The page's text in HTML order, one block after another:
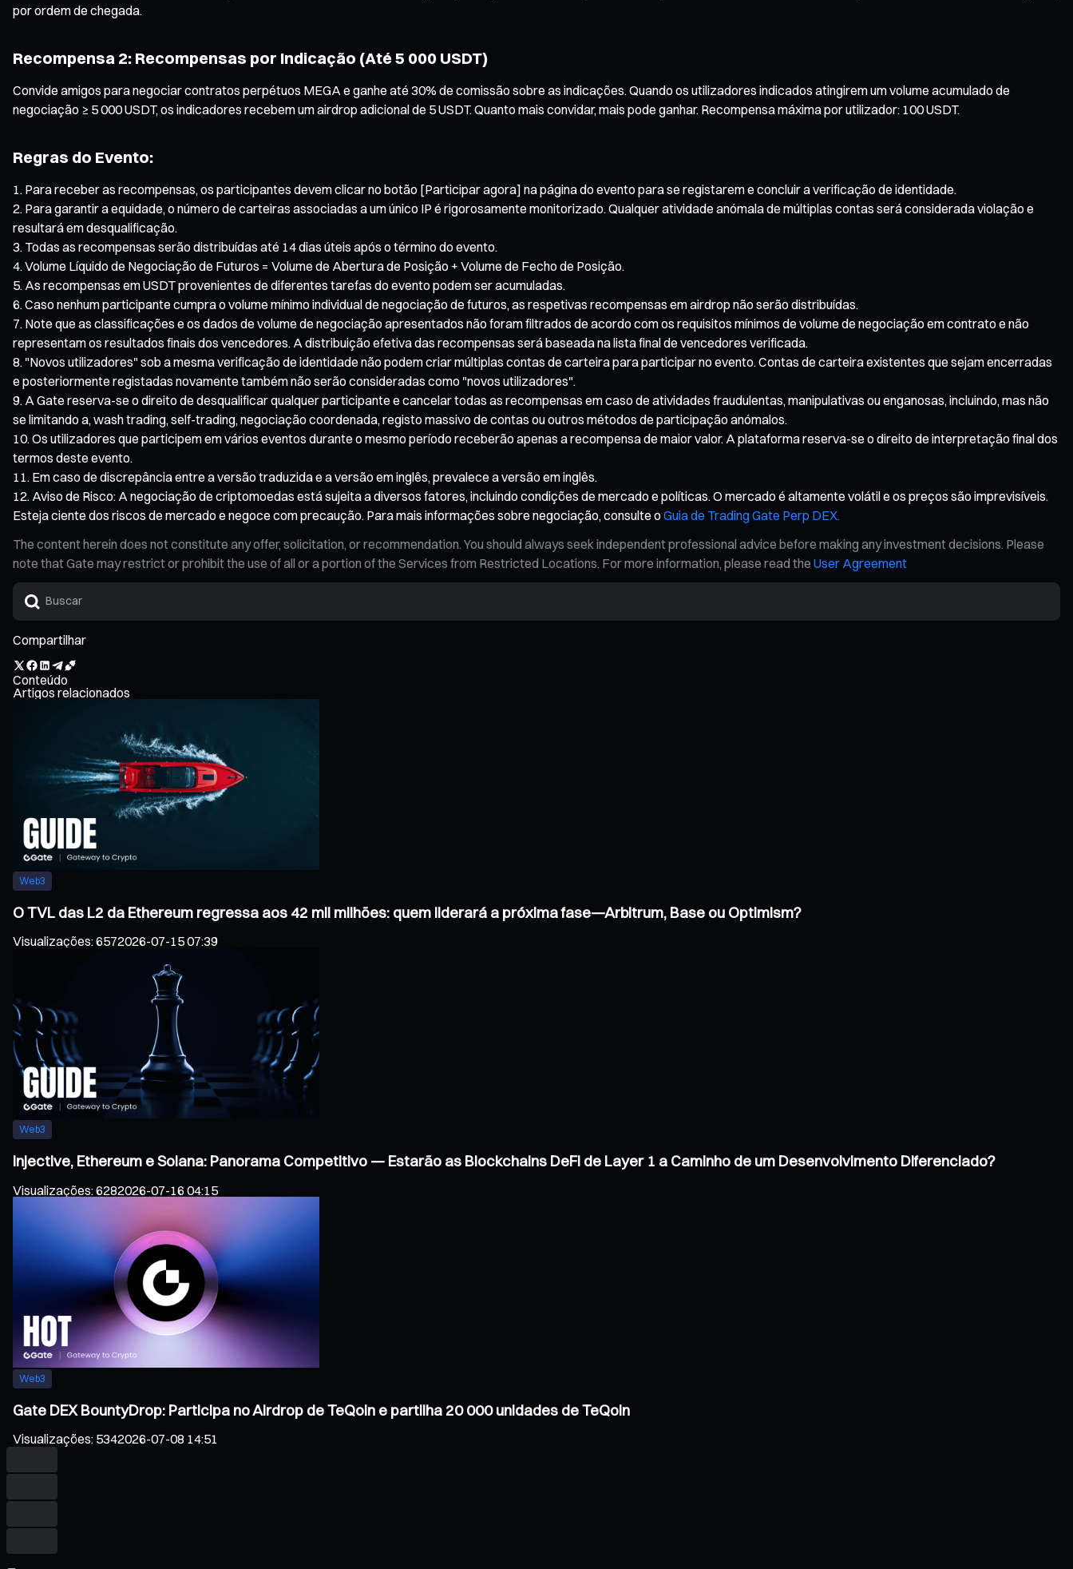
por ordem de chegada.
Recompensa 2: Recompensas por Indicação (Até 5 000 USDT)
Convide amigos para negociar contratos perpétuos MEGA e ganhe até 30% de comissão sobre as indicações. Quando os utilizadores indicados atingirem um volume acumulado de
negociação ≥ 5 000 USDT, os indicadores recebem um airdrop adicional de 5 USDT. Quanto mais convidar, mais pode ganhar. Recompensa máxima por utilizador: 100 USDT.
Regras do Evento:
Para receber as recompensas, os participantes devem clicar no botão [Participar agora] na página do evento para se registarem e concluir a verificação de identidade.
Para garantir a equidade, o número de carteiras associadas a um único IP é rigorosamente monitorizado. Qualquer atividade anómala de múltiplas contas será considerada violação e
resultará em desqualificação.
Todas as recompensas serão distribuídas até 14 dias úteis após o término do evento.
Volume Líquido de Negociação de Futuros = Volume de Abertura de Posição + Volume de Fecho de Posição.
As recompensas em USDT provenientes de diferentes tarefas do evento podem ser acumuladas.
Caso nenhum participante cumpra o volume mínimo individual de negociação de futuros, as respetivas recompensas em airdrop não serão distribuídas.
Note que as classificações e os dados de volume de negociação apresentados não foram filtrados de acordo com os requisitos mínimos de volume de negociação em contrato e não
representam os resultados finais dos vencedores. A distribuição efetiva das recompensas será baseada na lista final de vencedores verificada.
"Novos utilizadores" sob a mesma verificação de identidade não podem criar múltiplas contas de carteira para participar no evento. Contas de carteira existentes que sejam encerradas
e posteriormente registadas novamente também não serão consideradas como "novos utilizadores".
A Gate reserva-se o direito de desqualificar qualquer participante e cancelar todas as recompensas em caso de atividades fraudulentas, manipulativas ou enganosas, incluindo, mas não
se limitando a, wash trading, self-trading, negociação coordenada, registo massivo de contas ou outros métodos de participação anómalos.
Os utilizadores que participem em vários eventos durante o mesmo período receberão apenas a recompensa de maior valor. A plataforma reserva-se o direito de interpretação final dos
termos deste evento.
Em caso de discrepância entre a versão traduzida e a versão em inglês, prevalece a versão em inglês.
Aviso de Risco: A negociação de criptomoedas está sujeita a diversos fatores, incluindo condições de mercado e políticas. O mercado é altamente volátil e os preços são imprevisíveis.
Esteja ciente dos riscos de mercado e negoce com precaução. Para mais informações sobre negociação, consulte oGuia de Trading Gate Perp DEX.
The content herein does not constitute any offer, solicitation, or recommendation. You should always seek independent professional advice before making any investment decisions. Please
note that Gate may restrict or prohibit the use of all or a portion of the Services from Restricted Locations. For more information, please read the User Agreement
Compartilhar
Conteúdo
Artigos relacionados
Web3
O TVL das L2 da Ethereum regressa aos 42 mil milhões: quem liderará a próxima fase—Arbitrum, Base ou Optimism?
Visualizações:6572026-07-15 07:39
Web3
Injective, Ethereum e Solana: Panorama Competitivo — Estarão as Blockchains DeFi de Layer 1 a Caminho de um Desenvolvimento Diferenciado?
Visualizações:6282026-07-16 04:15
Web3
Gate DEX BountyDrop: Participa no Airdrop de TeQoin e partilha 20 000 unidades de TeQoin
Visualizações: 5342026-07-08 14:51